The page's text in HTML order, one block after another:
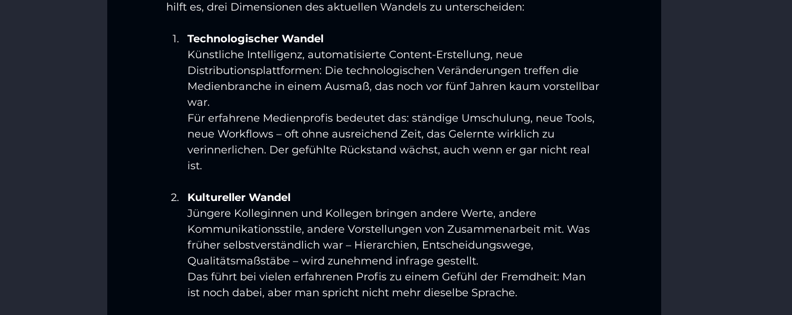
hilft es, drei Dimensionen des aktuellen Wandels zu unterscheiden:
Technologischer Wandel
Künstliche Intelligenz, automatisierte Content-Erstellung, neue
Distributionsplattformen: Die technologischen Veränderungen treffen die
Medienbranche in einem Ausmaß, das noch vor fünf Jahren kaum vorstellbar
war.
Für erfahrene Medienprofis bedeutet das: ständige Umschulung, neue Tools,
neue Workflows – oft ohne ausreichend Zeit, das Gelernte wirklich zu
verinnerlichen. Der gefühlte Rückstand wächst, auch wenn er gar nicht real
ist.
Kultureller Wandel
Jüngere Kolleginnen und Kollegen bringen andere Werte, andere
Kommunikationsstile, andere Vorstellungen von Zusammenarbeit mit. Was
früher selbstverständlich war – Hierarchien, Entscheidungswege,
Qualitätsmaßstäbe – wird zunehmend infrage gestellt.
Das führt bei vielen erfahrenen Profis zu einem Gefühl der Fremdheit: Man
ist noch dabei, aber man spricht nicht mehr dieselbe Sprache.